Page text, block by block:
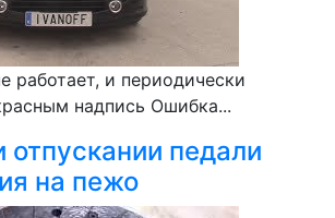
работает, и периодически
надпись Ошибка...
отпускании педали
на пежо